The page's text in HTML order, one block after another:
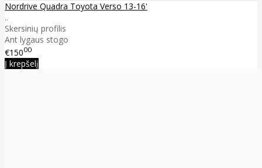
Nordrive Quadra Toyota Verso 13-16'
..
Skersinių profilis
Ant lygaus stogo
€15000
Į krepšelį